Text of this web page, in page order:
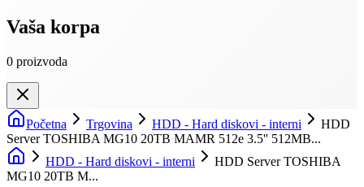
Vaša korpa
0 proizvoda
Početna Trgovina HDD - Hard diskovi - interni
HDD
Server TOSHIBA MG10 20TB MAMR 512e 3.5'' 512MB...
HDD - Hard diskovi - interni
HDD Server TOSHIBA
MG10 20TB M...